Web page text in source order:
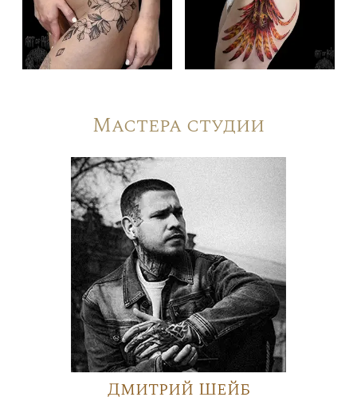
Мастера студии
Дмитрий Шейб